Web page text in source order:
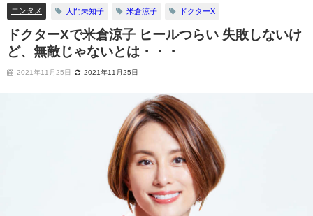
エンタメ 大門未知子 米倉涼子 ドクターX
ドクターXで米倉涼子 ヒールつらい 失敗しないけ
ど、無敵じゃないとは・・・
2021年11月25日 2021年11月25日